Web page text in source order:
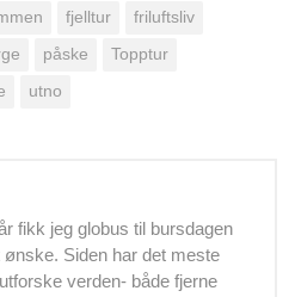
fjelltur friluftsliv
påske Topptur
utno
fikk jeg globus til bursdagen
ønske. Siden har det meste
verden- både fjerne